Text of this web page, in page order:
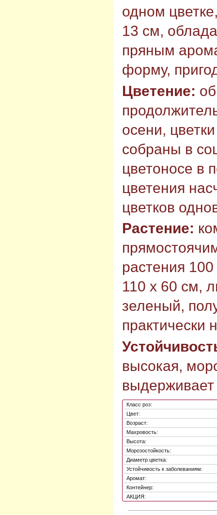
одном
13 см,
пряным
форму,
Цветение:
осени,
собраны в
цветоносе в
цветения
цветков
Растение:
растения
110 х 60 см,
зеленый,
практически
высокая,
выдерживает
Класс роз:
Цвет:
Возраст:
Махровость:
Высота:
Морозостойкость:
Диаметр цветка:
Устойчивость к заболеваниям:
Аромат:
Контейнер:
АКЦИЯ: